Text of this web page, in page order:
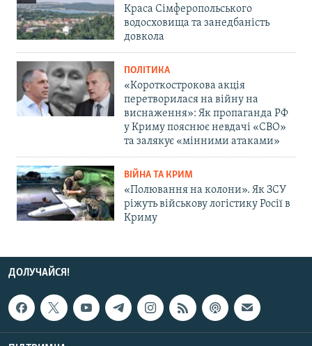
Краса Сімферопольського
водосховища та занедбаність
довкола
ПОЛІТИКА
«Короткострокова акція
перетворилася на війну на
виснаження»: Як пропаганда РФ
у Криму пояснює невдачі «СВО»
та залякує «мінними атаками»
ВІЙНА ТА КРИМ
«Полювання на колони». Як ЗСУ
ріжуть військову логістику Росії в
Криму
ДОЛУЧАЙСЯ!